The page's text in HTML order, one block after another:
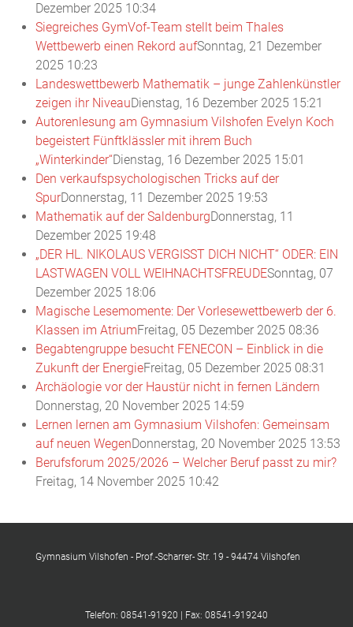
Dezember 2025 10:34
Siegreiches GymVof-Team stellt beim Thales
Wettbewerb einen Rekord aufSonntag, 21 Dezember
2025 10:23
Landeswettbewerb Mathematik – junge Zahlenkünstler
zeigen ihr NiveauDienstag, 16 Dezember 2025 15:21
Autorenlesung am Gymnasium Vilshofen Evelyn Koch
begeistert Fünftklässler mit ihrem Buch
„Winterkinder“Dienstag, 16 Dezember 2025 15:01
Den verkaufspsychologischen Tricks auf der
SpurDonnerstag, 11 Dezember 2025 19:53
Mathematik auf der SaldenburgDonnerstag, 11
Dezember 2025 19:48
„DER HL. NIKOLAUS VERGISST DICH NICHT“ ODER: EIN
LASTWAGEN VOLL WEIHNACHTSFREUDESonntag, 07
Dezember 2025 18:06
Magische Lesemomente: Der Vorlesewettbewerb der 6.
Klassen im AtriumFreitag, 05 Dezember 2025 08:36
Begabtengruppe besucht FENECON – Einblick in die
Zukunft der EnergieFreitag, 05 Dezember 2025 08:31
Archäologie vor der Haustür nicht in fernen Ländern
Donnerstag, 20 November 2025 14:59
Lernen lernen am Gymnasium Vilshofen: Gemeinsam
auf neuen WegenDonnerstag, 20 November 2025 13:53
Berufsforum 2025/2026 – Welcher Beruf passt zu mir?
Freitag, 14 November 2025 10:42
Gymnasium Vilshofen - Prof.-Scharrer- Str. 19 - 94474 Vilshofen
Telefon: 08541-91920 | Fax: 08541-919240